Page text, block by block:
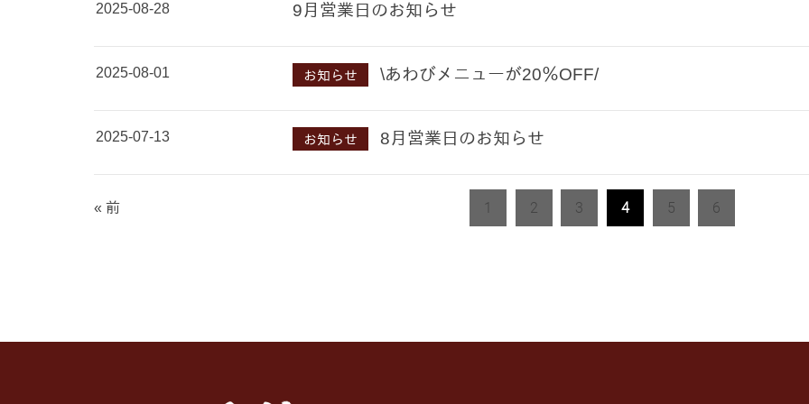
2025-08-28 9月営業日のお知らせ
2025-08-01 お知らせ \あわびメニューが20％OFF/
2025-07-13 お知らせ 8月営業日のお知らせ
« 前 1 2 3 4 5 6